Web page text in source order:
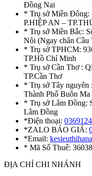
Đồng Nai
* Trụ sở Miền
P.HIỆP AN –
* Trụ sở Miền Bắc:
Nôi (Ngay chân Cầu
* Trụ sở TPHCM:
TP.Hồ Chí Minh
* Trụ sở Cần Thơ :
TP.Cần Thơ
* Trụ sở Tây nguyên
Thành Phố Buôn
* Trụ sở Lâm Đồng:
Lâm Đồng
*Điện thoại:
*ZALO BÁO GIÁ:
*Email:
* Mã Số Thuế:
ĐỊA CHỈ CHI NHÁNH